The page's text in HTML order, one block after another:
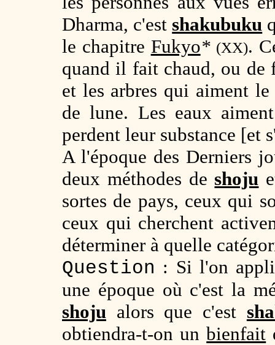
Dharma, c'est shakubuku
le chapitre Fukyo* (XX).
quand il fait chaud, ou
et les arbres qui aiment
de lune. Les eaux
perdent leur substance [et
A l'époque des Derniers
deux méthodes de shoju
sortes de pays, ceux qui
ceux qui cherchent
déterminer à quelle
Question : Si l'on
une époque où c'est la
shoju alors que c'est
obtiendra-t-on unbienfait